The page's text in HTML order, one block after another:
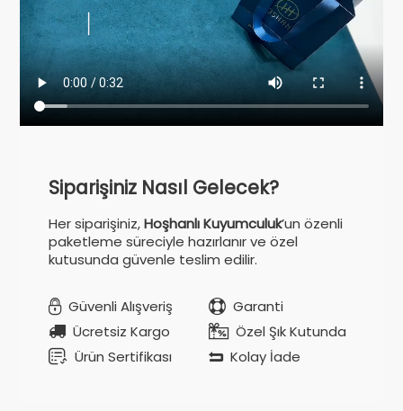
Siparişiniz Nasıl Gelecek?
Her siparişiniz,Hoşhanlı Kuyumculuk’un özenli
paketleme süreciyle hazırlanır ve özel
kutusunda güvenle teslim edilir.
Güvenli Alışveriş
Garanti
Ücretsiz Kargo
Özel Şık Kutunda
Ürün Sertifikası
Kolay İade